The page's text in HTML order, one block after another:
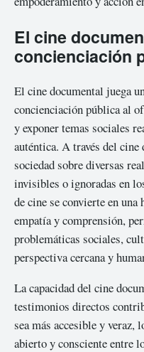
El cine
concienciación
El cine documental juega
concienciación pública al
y exponer temas sociales
auténtica. A través del
sociedad sobre diversas
invisibles o ignoradas en
de cine se convierte en
empatía y comprensión,
problemáticas sociales,
perspectiva cercana y
La capacidad del cine
testimonios directos
sea más accesible y veraz,
abierto y consciente entre